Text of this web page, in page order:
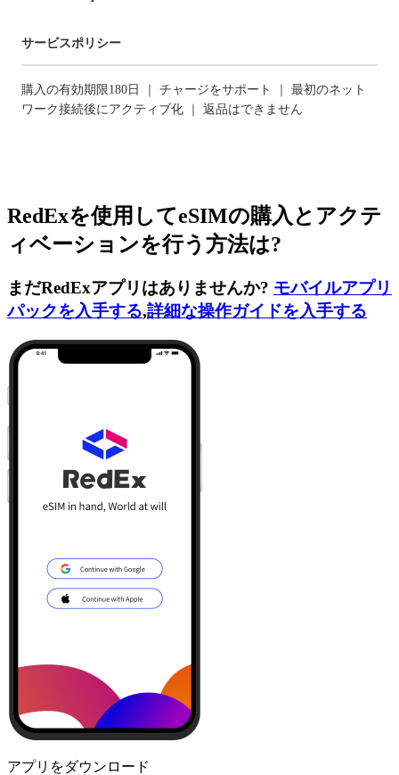
サービスポリシー
購入の有効期限180日 ｜ チャージをサポート ｜ 最初のネット
ワーク接続後にアクティブ化 ｜ 返品はできません
RedExを使用してeSIMの購入とアクテ
ィベーションを行う方法は?
まだRedExアプリはありませんか? モバイルアプリ
パックを入手する,詳細な操作ガイドを入手する
アプリをダウンロード